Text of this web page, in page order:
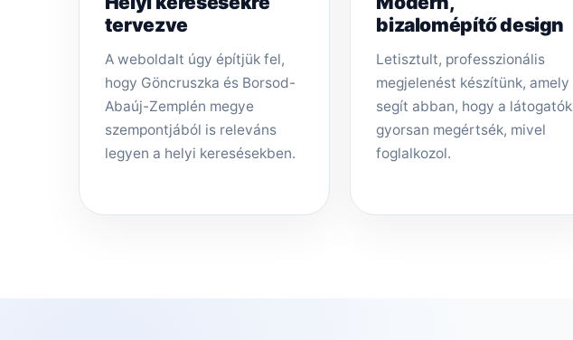
tervezve
A weboldalt úgy építjük fel,
hogy Göncruszka és Borsod-
Abaúj-Zemplén megye
szempontjából is releváns
legyen a helyi keresésekben.
bizalomépítő design
Letisztult, professzionális
megjelenést készítünk, amely
segít abban, hogy a látogatók
gyorsan megértsék, mivel
foglalkozol.